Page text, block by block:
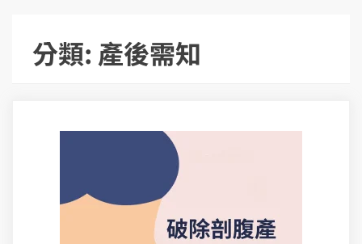
分類: 產後需知